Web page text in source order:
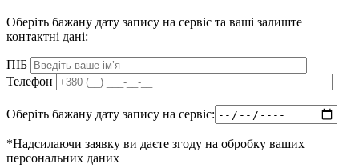
Оберіть бажану дату запису на сервіс та ваші залиште
контактні дані:
ПІБ
Телефон
Оберіть бажану дату запису на сервіс:
*Надсилаючи заявку ви даєте згоду на обробку ваших
персональних даних